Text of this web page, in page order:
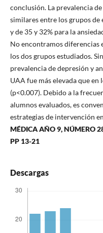
conclusión. La prevalencia
similares entre los grupos de
y de 35 y 32% para la
No encontramos diferencias
los dos grupos estudiados.
prevalencia de depresión y
UAA fue más elevada que
(p<0.007). Debido a la
alumnos evaluados, es
estrategias de intervención
MÉDICA AÑO 9, NÚMERO
PP 13-21
Descargas